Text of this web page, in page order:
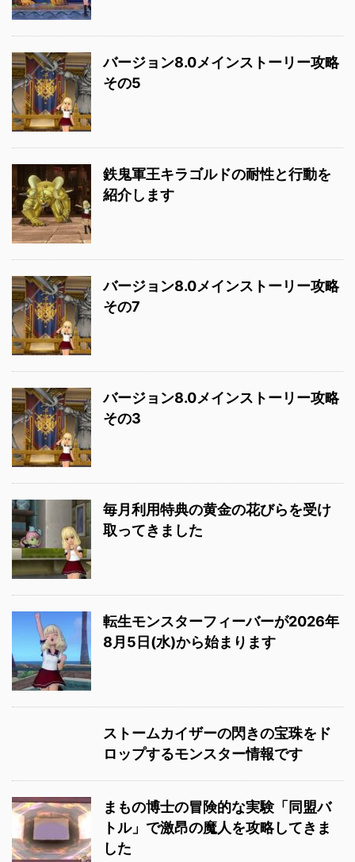
バージョン8.0メインストーリー攻略
その5
鉄鬼軍王キラゴルドの耐性と行動を
紹介します
バージョン8.0メインストーリー攻略
その7
バージョン8.0メインストーリー攻略
その3
毎月利用特典の黄金の花びらを受け
取ってきました
転生モンスターフィーバーが2026年
8月5日(水)から始まります
ストームカイザーの閃きの宝珠をド
ロップするモンスター情報です
まもの博士の冒険的な実験「同盟バ
トル」で激昂の魔人を攻略してきま
した